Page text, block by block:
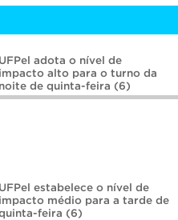
UFPel adota o nível de
impacto alto para o turno da
noite de quinta-feira (6)
UFPel estabelece o nível de
impacto médio para a tarde de
feira (6)